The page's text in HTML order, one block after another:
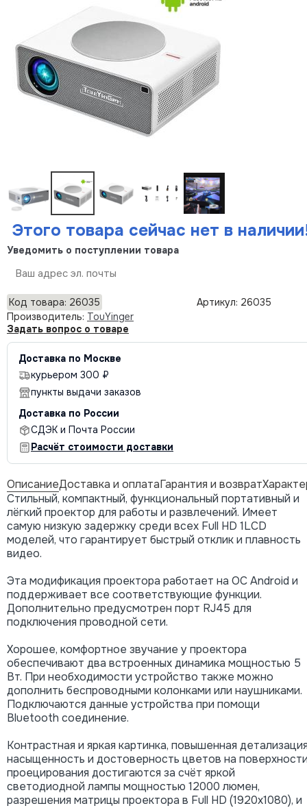
Этого товара сейчас нет в
Уведомить о поступлении товара
Код товара: 26035
Артикул: 26035
Производитель: TouYinger
Задать вопрос о товаре
Доставка по Москве
курьером 300 ₽
пункты выдачи заказов
Доставка по России
СДЭК и Почта России
Расчёт стоимости доставки
ОписаниеДоставка и оплатаГарантия и возврат
Стильный, компактный, функциональный портативный и
лёгкий проектор для работы и развлечений. Имеет
самую низкую задержку среди всех Full HD 1LCD
моделей, что гарантирует быстрый отклик и плавность
видео.
Эта модификация проектора работает на ОС Android и
поддерживает все соответствующие функции.
Дополнительно предусмотрен порт RJ45 для
подключения проводной сети.
Хорошее, комфортное звучание у проектора
обеспечивают два встроенных динамика мощностью 5
Вт. При необходимости устройство также можно
дополнить беспроводными колонками или наушниками.
Подключаются данные устройства при помощи
Bluetooth соединение.
Контрастная и яркая картинка, повышенная
насыщенность и достоверность цветов на
проецирования достигаются за счёт яркой
светодиодной лампы мощностью 12000 люмен,
разрешения матрицы проектора в Full HD (1920x1080), и